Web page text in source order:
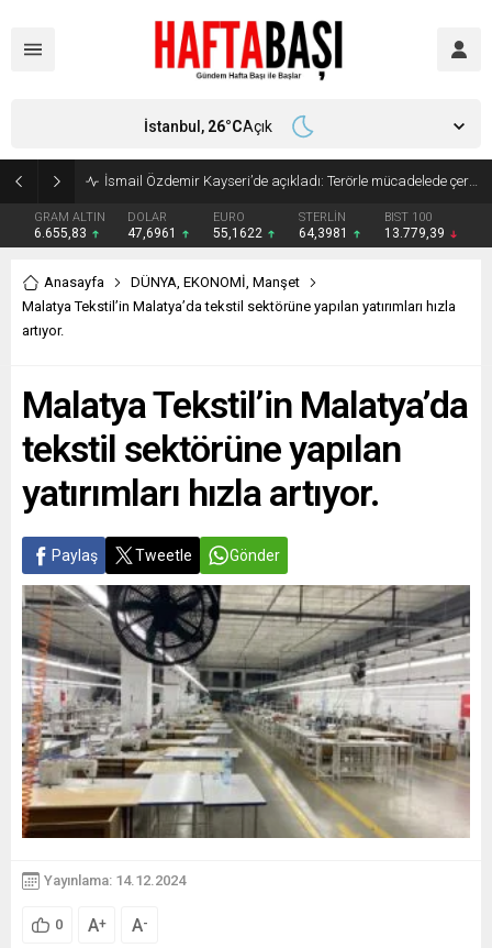
Süleyman Soylu ‘çok korktum’ deyip ilk kez açıkladı: En büyük tehdit dışarısıdır!
GRAM ALTIN
6.655,83
DOLAR
47,6961
EURO
55,1622
STERLİN
64,3981
BIST 100
13.779,39
İstanbul, 26°CAçık
Anasayfa DÜNYA, EKONOMİ, Manşet
Malatya Tekstil’in Malatya’da tekstil sektörüne yapılan yatırımları hızla
artıyor.
Malatya Tekstil’in Malatya’da
tekstil sektörüne yapılan
yatırımları hızla artıyor.
Paylaş Tweetle Gönder
Yayınlama: 14.12.2024
0 A+ A-